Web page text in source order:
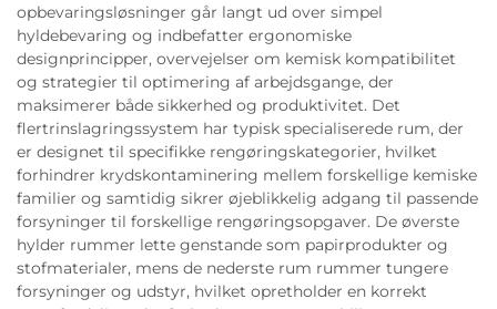
opbevaringsløsninger går langt ud over simpel
hyldebevaring og indbefatter ergonomiske
designprincipper, overvejelser om kemisk kompatibilitet
og strategier til optimering af arbejdsgange, der
maksimerer både sikkerhed og produktivitet. Det
flertrinslagringssystem har typisk specialiserede rum, der
er designet til specifikke rengøringskategorier, hvilket
forhindrer krydskontaminering mellem forskellige kemiske
familier og samtidig sikrer øjeblikkelig adgang til passende
forsyninger til forskellige rengøringsopgaver. De øverste
hylder rummer lette genstande som papirprodukter og
stofmaterialer, mens de nederste rum rummer tungere
forsyninger og udstyr, hvilket opretholder en korrekt